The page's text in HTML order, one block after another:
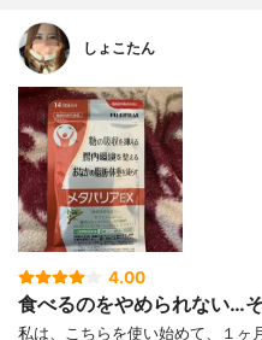
しょこたん
4.00
食べるのをやめられない…
私は、こちらを使い始めて、１ヶ